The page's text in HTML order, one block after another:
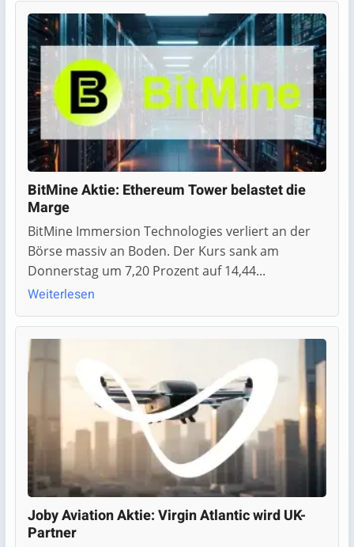
BitMine Aktie: Ethereum Tower belastet die
Marge
BitMine Immersion Technologies verliert an der
Börse massiv an Boden. Der Kurs sank am
Donnerstag um 7,20 Prozent auf 14,44...
Weiterlesen
Joby Aviation Aktie: Virgin Atlantic wird UK-
Partner